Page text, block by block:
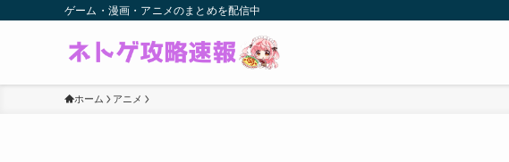
ゲーム・漫画・アニメのまとめを配信中
ホーム アニメ